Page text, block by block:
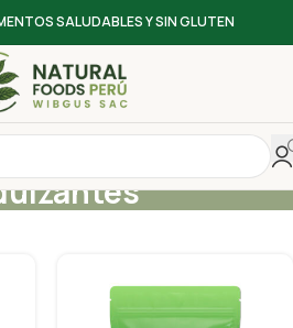
SALUDABLES Y SIN GLUTEN